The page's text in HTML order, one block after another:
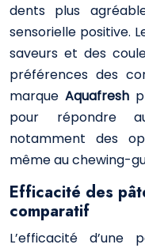
dents plus
sensorielle positive.
saveurs et des
préférences des
marque Aquafresh
pour répondre
notamment des
même au chewing-
Efficacité des
comparatif
L’efficacité